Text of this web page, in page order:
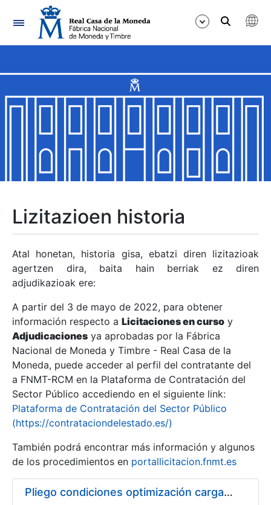
Nabigazioa
Erakutsi/Ezkutatu
Erakutsi/Ezkutatu
Erakutsi/Ezkutatu
Erakutsi/Ezkutatu
Erakutsi/Ezkutatu
Erakutsi/Ezkutatu
Erakutsi/Ezkutatu
Lizitazioen historia
Atal honetan, historia gisa, ebatzi diren lizitazioak
agertzen dira, baita hain berriak ez diren
adjudikazioak ere:
A partir del 3 de mayo de 2022, para obtener
información respecto a Licitaciones en curso y
Adjudicaciones ya aprobadas por la Fábrica
Nacional de Moneda y Timbre - Real Casa de la
Moneda, puede acceder al perfil del contratante del
a FNMT-RCM en la Plataforma de Contratación del
Sector Público accediendo en el siguiente link:
Plataforma de Contratación del Sector Público
(https://contrataciondelestado.es/)
También podrá encontrar más información y algunos
de los procedimientos en portallicitacion.fnmt.es
Pliego condiciones optimización cargas compras firmado